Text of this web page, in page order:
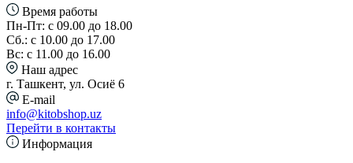
Время работы
Пн-Пт: с 09.00 до 18.00
Сб.: с 10.00 до 17.00
Вс: с 11.00 до 16.00
Наш адрес
г. Ташкент, ул. Осиё 6
E-mail
info@kitobshop.uz
Перейти в контакты
Информация